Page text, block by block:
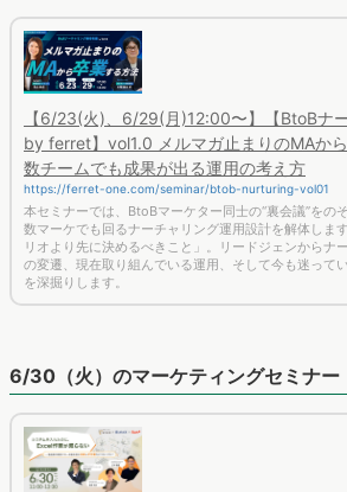
by ferret】vol1.0 メルマガ止まりのMAか
数チームでも成果が出る運用の考え方
https://ferret-one.com/seminar/btob-nurturing-vol01
本セミナーでは、BtoBマーケター同士の“裏会議”をの
数マーケでも回るナーチャリング運用設計を解体しま
リオより先に決めるべきこと」。リードジェンからナ
の変遷、現在取り組んでいる運用、そして今も迷って
を深掘りします。